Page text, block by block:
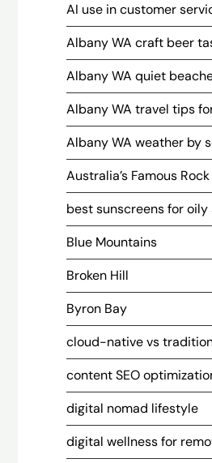
AI use in customer
Albany WA craft beer
Albany WA quiet
Albany WA travel tips
Albany WA weather by
Australia’s Famous
best sunscreens for oily
Blue Mountains
Broken Hill
Byron Bay
cloud-native vs
content SEO
digital nomad lifestyle
digital wellness for